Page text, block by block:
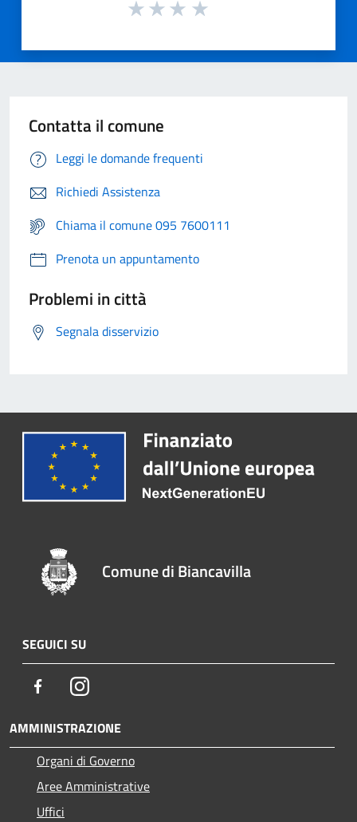
Contatta il comune
Leggi le domande frequenti
Richiedi Assistenza
Chiama il comune 095 7600111
Prenota un appuntamento
Problemi in città
Segnala disservizio
Comune di Biancavilla
SEGUICI SU
FacebookInstagram
AMMINISTRAZIONE
Organi di Governo
Aree Amministrative
Uffici